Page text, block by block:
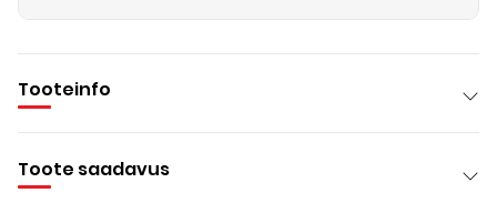
Tooteinfo
Toote saadavus